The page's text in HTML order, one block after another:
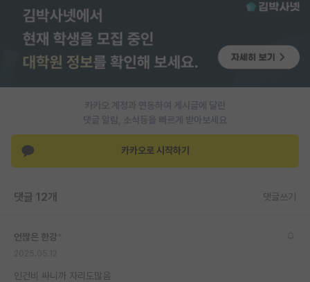
카카오 계정과 연동하여 게시글에 달린
댓글 알람, 소식등을 빠르게 받아보세요
카카오로 시작하기
댓글 12개 댓글쓰기
언짢은 한강
인건비 싸니까 자리도많음